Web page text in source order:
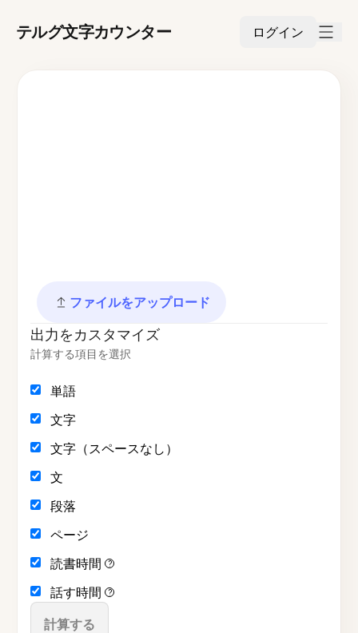
テルグ文字カウンター ログイン
ファイルをアップロード
出力をカスタマイズ
計算する項目を選択
単語
文字
文字（スペースなし）
文
段落
ページ
読書時間
?
話す時間 ?
計算する